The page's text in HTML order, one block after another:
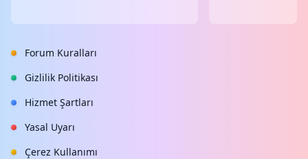
Forum Kuralları
Gizlilik Politikası
Hizmet Şartları
Yasal Uyarı
Çerez Kullanımı